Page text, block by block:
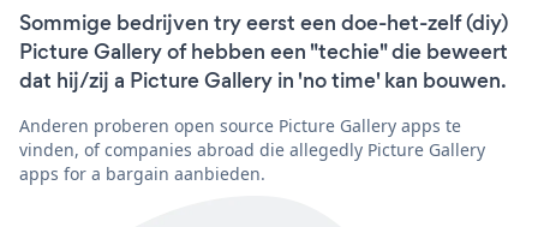
Sommige bedrijven try eerst een doe-het-zelf (diy)
Picture Gallery of hebben een "techie" die beweert
dat hij/zij a Picture Gallery in 'no time' kan bouwen.
Anderen proberen open source Picture Gallery apps te
vinden, of companies abroad die allegedly Picture Gallery
apps for a bargain aanbieden.